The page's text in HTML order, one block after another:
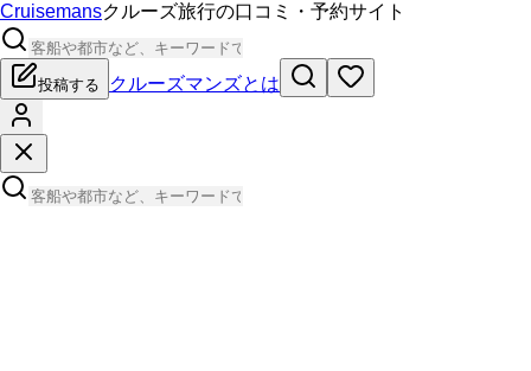
Cruisemansクルーズ旅行の口コミ・予約サイト
投稿する クルーズマンズとは